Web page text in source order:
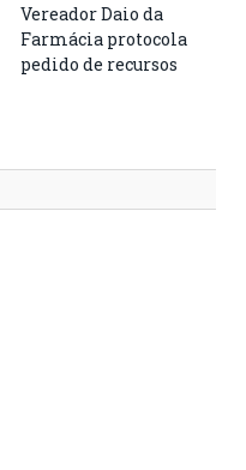
Vereador Daio da
Farmácia protocola
pedido de recursos